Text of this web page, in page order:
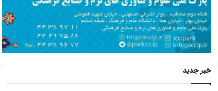
خبر جدید